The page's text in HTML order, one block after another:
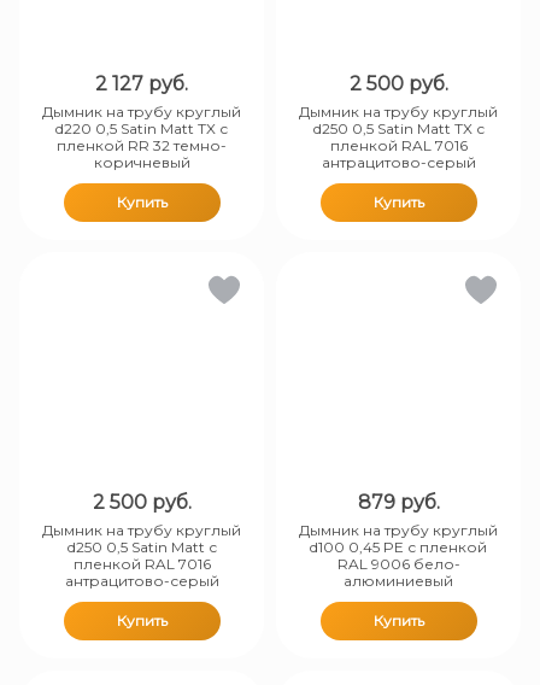
2 127 руб.
Дымник на трубу круглый
d220 0,5 Satin Matt TX с
пленкой RR 32 темно-
коричневый
Купить
2 500 руб.
Дымник на трубу круглый
d250 0,5 Satin Matt TX с
пленкой RAL 7016
антрацитово-серый
Купить
2 500 руб.
Дымник на трубу круглый
d250 0,5 Satin Matt с
пленкой RAL 7016
антрацитово-серый
Купить
879 руб.
Дымник на трубу круглый
d100 0,45 PE с пленкой
RAL 9006 бело-
алюминиевый
Купить